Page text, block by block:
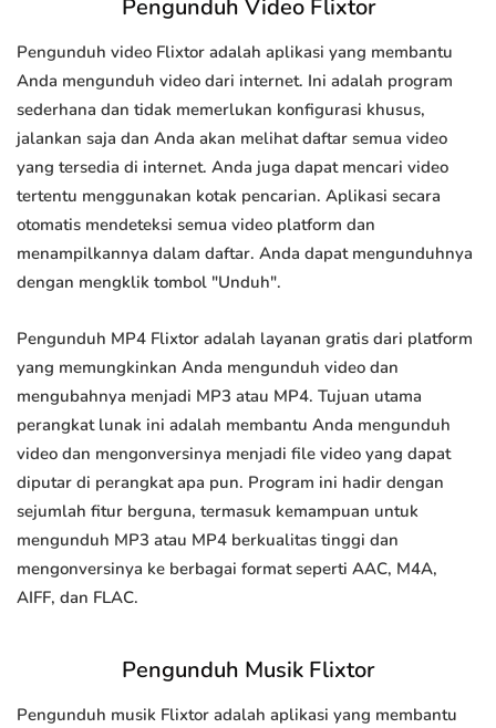
Pengunduh Video Flixtor
Pengunduh video Flixtor adalah aplikasi yang membantu
Anda mengunduh video dari internet. Ini adalah program
sederhana dan tidak memerlukan konfigurasi khusus,
jalankan saja dan Anda akan melihat daftar semua video
yang tersedia di internet. Anda juga dapat mencari video
tertentu menggunakan kotak pencarian. Aplikasi secara
otomatis mendeteksi semua video platform dan
menampilkannya dalam daftar. Anda dapat mengunduhnya
dengan mengklik tombol "Unduh".
Pengunduh MP4 Flixtor adalah layanan gratis dari platform
yang memungkinkan Anda mengunduh video dan
mengubahnya menjadi MP3 atau MP4. Tujuan utama
perangkat lunak ini adalah membantu Anda mengunduh
video dan mengonversinya menjadi file video yang dapat
diputar di perangkat apa pun. Program ini hadir dengan
sejumlah fitur berguna, termasuk kemampuan untuk
mengunduh MP3 atau MP4 berkualitas tinggi dan
mengonversinya ke berbagai format seperti AAC, M4A,
AIFF, dan FLAC.
Pengunduh Musik Flixtor
Pengunduh musik Flixtor adalah aplikasi yang membantu